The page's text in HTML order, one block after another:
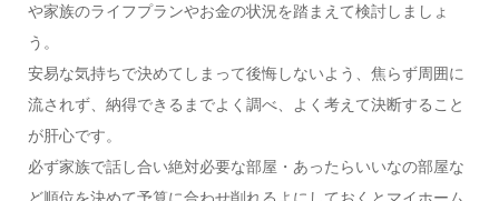
や家族のライフプランやお金の状況を踏まえて検討しましょ
う。
安易な気持ちで決めてしまって後悔しないよう、焦らず周囲に
流されず、納得できるまでよく調べ、よく考えて決断すること
が肝心です。
必ず家族で話し合い絶対必要な部屋・あったらいいなの部屋な
ど順位を決めて予算に合わせ削れるよにしておくとマイホーム